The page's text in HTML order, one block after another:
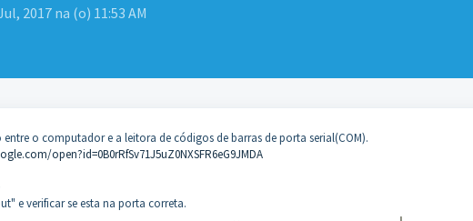
2017 na (o) 11:53 AM
o computador e a leitora de códigos de barras de porta serial(COM).
open?id=0B0rRfSv71J5uZ0NXSFR6eG9JMDA
e verificar se esta na porta correta.